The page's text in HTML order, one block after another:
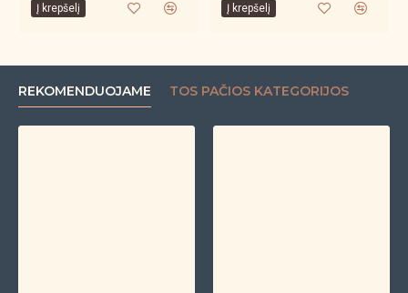
Į krepšelį Į krepšelį
REKOMENDUOJAME TOS PAČIOS KATEGORIJOS